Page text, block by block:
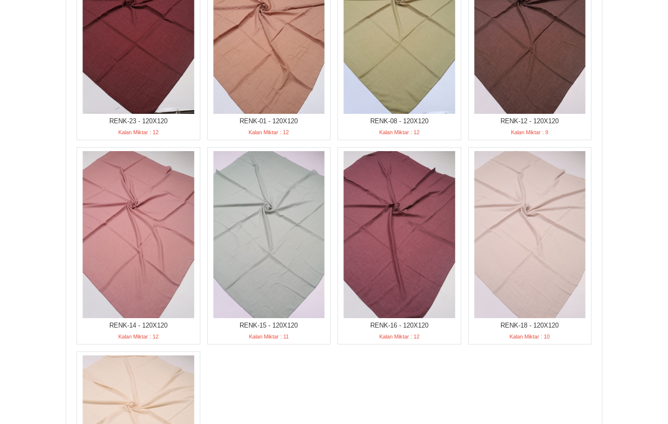
RENK-23 - 120X120
Kalan Miktar : 12
RENK-01 - 120X120
Kalan Miktar : 12
RENK-08 - 120X120
Kalan Miktar : 12
RENK-12 - 120X120
Kalan Miktar : 9
RENK-14 - 120X120
Kalan Miktar : 12
RENK-15 - 120X120
Kalan Miktar : 11
RENK-16 - 120X120
Kalan Miktar : 12
RENK-18 - 120X120
Kalan Miktar : 10